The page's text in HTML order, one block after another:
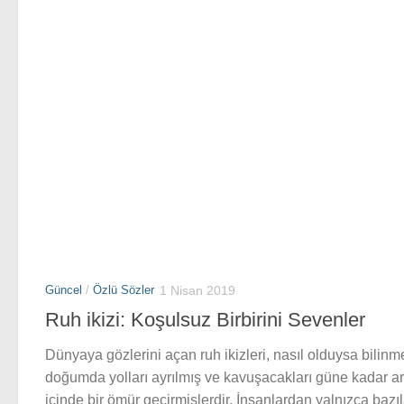
Güncel / Özlü Sözler 1 Nisan 2019
Ruh ikizi: Koşulsuz Birbirini Sevenler
Dünyaya gözlerini açan ruh ikizleri, nasıl olduysa
doğumda yolları ayrılmış ve kavuşacakları güne kadar
içinde bir ömür geçirmişlerdir. İnsanlardan yalnızca